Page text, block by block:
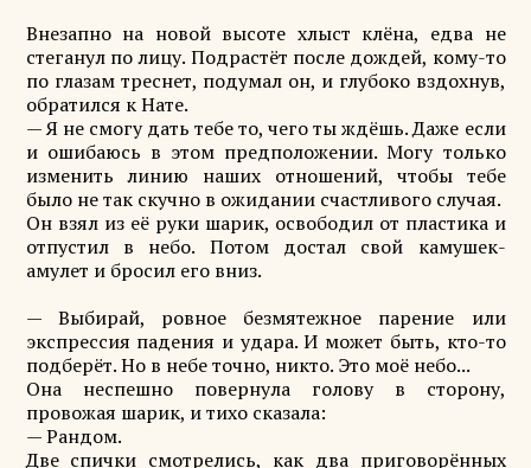
Внезапно на новой высоте хлыст клёна, едва не
стеганул по лицу. Подрастёт после дождей, кому-то
по глазам треснет, подумал он, и глубоко вздохнув,
обратился к Нате.
— Я не смогу дать тебе то, чего ты ждёшь. Даже если
и ошибаюсь в этом предположении. Могу только
изменить линию наших отношений, чтобы тебе
было не так скучно в ожидании счастливого случая.
Он взял из её руки шарик, освободил от пластика и
отпустил в небо. Потом достал свой камушек-
амулет и бросил его вниз.
— Выбирай, ровное безмятежное парение или
экспрессия падения и удара. И может быть, кто-то
подберёт. Но в небе точно, никто. Это моё небо...
Она неспешно повернула голову в сторону,
провожая шарик, и тихо сказала:
— Рандом.
Две спички смотрелись, как два приговорённых